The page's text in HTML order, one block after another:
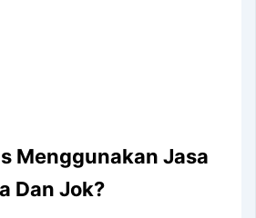
Menggunakan Jasa
Dаn Jok?